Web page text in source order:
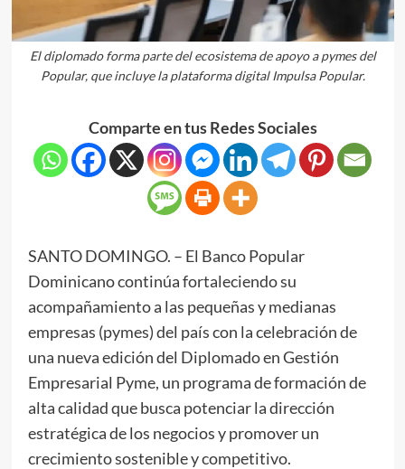
El diplomado forma parte del ecosistema de apoyo a pymes del
Popular, que incluye la plataforma digital Impulsa Popular.
Comparte en tus Redes Sociales
SANTO DOMINGO. – El Banco Popular
Dominicano continúa fortaleciendo su
acompañamiento a las pequeñas y medianas
empresas (pymes) del país con la celebración de
una nueva edición del Diplomado en Gestión
Empresarial Pyme, un programa de formación de
alta calidad que busca potenciar la dirección
estratégica de los negocios y promover un
crecimiento sostenible y competitivo.